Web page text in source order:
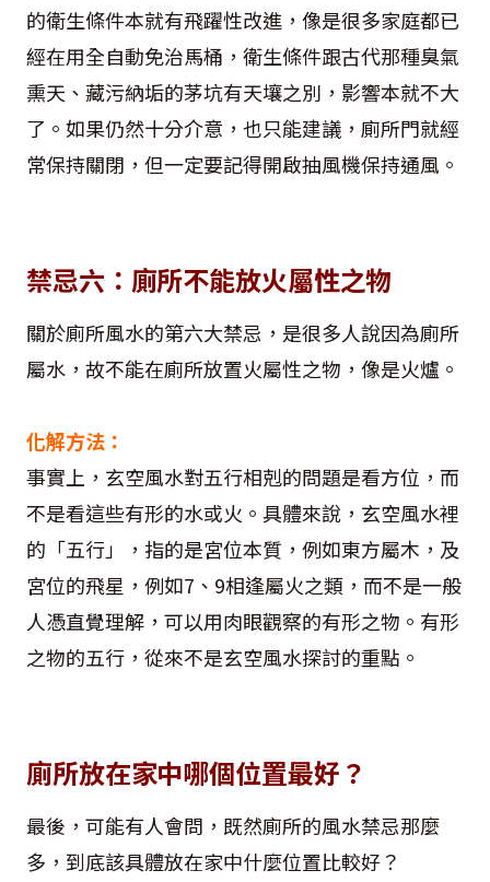
的衛生條件本就有飛躍性改進，像是很多家庭都已
經在用全自動免治馬桶，衛生條件跟古代那種臭氣
熏天、藏污納垢的茅坑有天壤之別，影響本就不大
了。如果仍然十分介意，也只能建議，廁所門就經
常保持關閉，但一定要記得開啟抽風機保持通風。
禁忌六：廁所不能放火屬性之物
關於廁所風水的第六大禁忌，是很多人說因為廁所
屬水，故不能在廁所放置火屬性之物，像是火爐。
化解方法：
事實上，玄空風水對五行相剋的問題是看方位，而
不是看這些有形的水或火。具體來說，玄空風水裡
的「五行」，指的是宮位本質，例如東方屬木，及
宮位的飛星，例如7、9相逢屬火之類，而不是一般
人憑直覺理解，可以用肉眼觀察的有形之物。有形
之物的五行，從來不是玄空風水探討的重點。
廁所放在家中哪個位置最好？
最後，可能有人會問，既然廁所的風水禁忌那麼
多，到底該具體放在家中什麼位置比較好？